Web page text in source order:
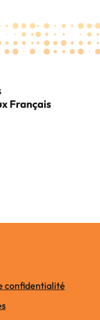
confidentialité